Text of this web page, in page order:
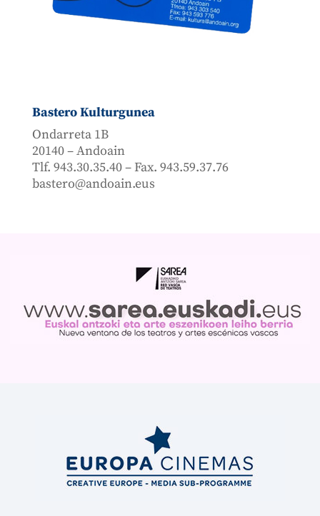
Bastero Kulturgunea
Ondarreta 1B
20140 – Andoain
Tlf. 943.30.35.40 – Fax. 943.59.37.76
bastero@andoain.eus